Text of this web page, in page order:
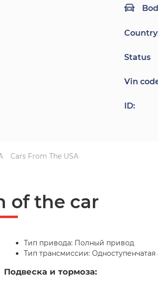
Status
Vin
ID:
Cars From The USA
of the car
Тип привода: Полный привод
Тип трансмиссии: Одноступенчатая
Подвеска и тормоза: